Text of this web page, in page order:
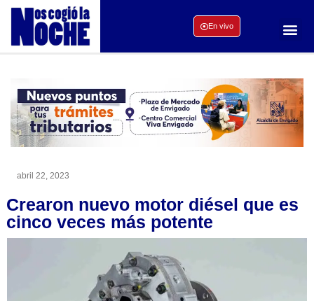
En vivo
abril 22, 2023
Crearon nuevo motor diésel que es
cinco veces más potente